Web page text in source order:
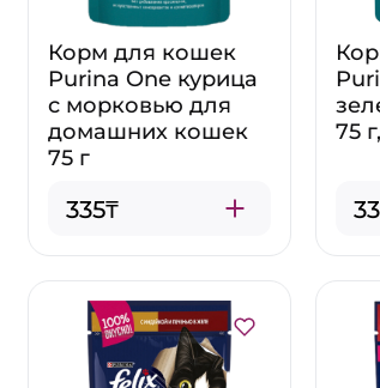
Корм для кошек
Purina One курица
с морковью для
домашних кошек
75 г
335₸
75